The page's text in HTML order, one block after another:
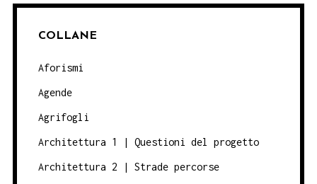
COLLANE
Aforismi
Agende
Agrifogli
Architettura 1 | Questioni del progetto
Architettura 2 | Strade percorse